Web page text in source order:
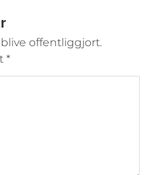
offentliggjort.
*